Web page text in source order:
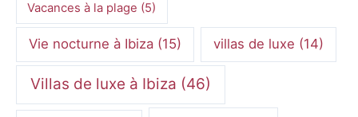
Vacances à la plage (5)
Vie nocturne à Ibiza (15) villas de luxe (14)
Villas de luxe à Ibiza (46)